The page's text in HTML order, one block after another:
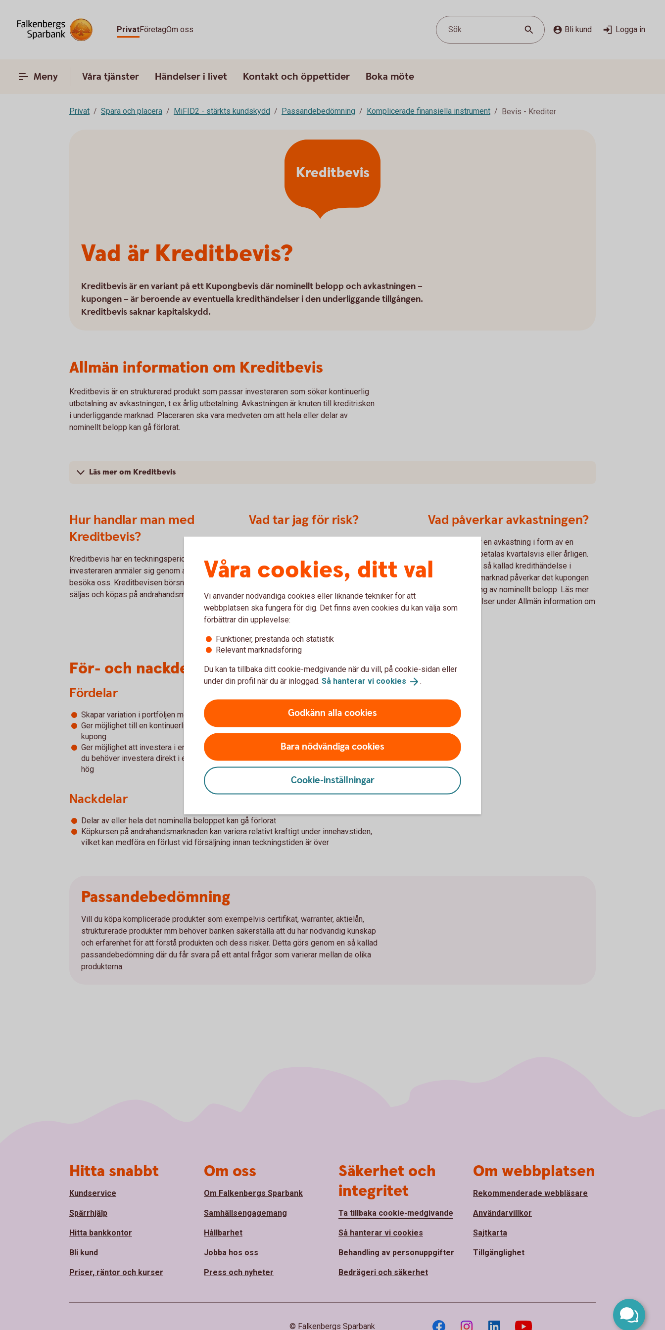
PrivatFöretagOm oss Sök Bli kund Logga in
Meny Våra tjänster Händelser i livet Kontakt och öppettider Boka möte
Privat Spara och placera MiFID2 - stärkts kundskydd Passandebedömning Komplicerade finansiella instrument Bevis - Krediter
Vad är Kreditbevis?
Kreditbevis är en variant på ett Kupongbevis där nominellt belopp och avkastningen –
kupongen – är beroende av eventuella kredithändelser i den underliggande tillgången.
Kreditbevis saknar kapitalskydd.
Kreditbevis
Allmän information om Kreditbevis
Kreditbevis är en strukturerad produkt som passar investeraren som söker kontinuerlig
utbetalning av avkastningen, t ex årlig utbetalning. Avkastningen är knuten till kreditrisken
i underliggande marknad. Placeraren ska vara medveten om att hela eller delar av
nominellt belopp kan gå förlorat.
Läs mer om Kreditbevis
Hur handlar man med
Kreditbevis?
Kreditbevis har en teckningsperiod och
investeraren anmäler sig genom att ringa eller
besöka oss. Kreditbevisen börsnoteras och kan
säljas och köpas på andrahandsmarknaden.
Vad tar jag för risk?
Kreditbevis omfattas inte av den statliga
insättningsgarantin vilket innebär att om
eller delar av beloppet gå förlorat.
Vad påverkar avkastningen?
Kreditbevis ger en avkastning i form av en
kupong som utbetalas kvartalsvis eller årligen.
Om det sker en så kallad kredithändelse i
underliggande marknad påverkar det kupongen
och återbetalning av nominellt belopp. Läs mer
om kredithändelser under Allmän information om
Kreditbevis.
För- och nackdelar med Kreditbevis
Fördelar
Skapar variation i portföljen med tillgångsslaget krediter
Ger möjlighet till en kontinuerlig, t ex årlig, utbetalning av avkastning i form av en
kupong
Ger möjlighet att investera i en underliggande marknad du är intresserad av, utan att
du behöver investera direkt i en företagsobligation där minsta kapitalplacering ofta är
hög
Nackdelar
Delar av eller hela det nominella beloppet kan gå förlorat
Köpkursen på andrahandsmarknaden kan variera relativt kraftigt under innehavstiden,
vilket kan medföra en förlust vid försäljning innan teckningstiden är över
Passandebedömning
Vill du köpa komplicerade produkter som exempelvis certifikat, warranter, aktielån,
strukturerade produkter mm behöver banken säkerställa att du har nödvändig kunskap
och erfarenhet för att förstå produkten och dess risker. Detta görs genom en så kallad
passandebedömning där du får svara på ett antal frågor som varierar mellan de olika
produkterna.
Våra cookies, ditt val
Vi använder nödvändiga cookies eller liknande tekniker för att
webbplatsen ska fungera för dig. Det finns även cookies du kan välja som
förbättrar din upplevelse:
Funktioner, prestanda och statistik
Relevant marknadsföring
Du kan ta tillbaka ditt cookie-medgivande när du vill, på cookie-sidan eller
under din profil när du är inloggad. Så hanterar vi cookies .
Godkänn alla cookies
Bara nödvändiga cookies
Cookie-inställningar
Hitta snabbt
Kundservice
Spärrhjälp
Hitta bankkontor
Bli kund
Priser, räntor och kurser
Om oss
Om Falkenbergs Sparbank
Samhällsengagemang
Hållbarhet
Jobba hos oss
Press och nyheter
Säkerhet och
integritet
Ta tillbaka cookie-medgivande
Så hanterar vi cookies
Behandling av personuppgifter
Bedrägeri och säkerhet
Om webbplatsen
Rekommenderade webbläsare
Användarvillkor
Sajtkarta
Tillgänglighet
© Falkenbergs Sparbank